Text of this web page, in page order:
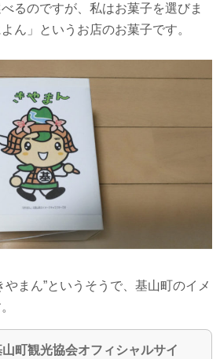
るのですが、私はお菓子を選びま
ん」というお店のお菓子です。
やまん”というそうで、基山町のイメ
町観光協会オフィシャルサイ